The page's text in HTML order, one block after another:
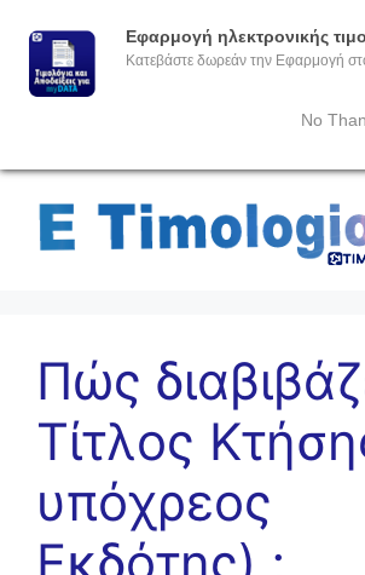
Εφαρμογή ηλεκτρονικής
Κατεβάστε δωρεάν την Εφαρμογή
No
Πώς
Τίτλος
υπόχρεος
Εκδότης) ;